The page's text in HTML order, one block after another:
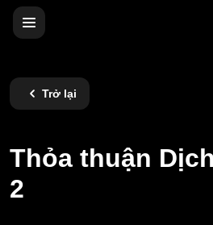
Trở lại
Thỏa thuận
2